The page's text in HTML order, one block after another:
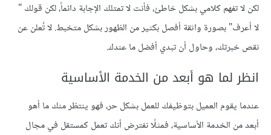
لكن لا تفهم كلامي بشكل خاطئ، فأنت لا تمتلك الإجابة دائماً، لكن قولك "
لا أعرف" بصورة واثقة أفصل بكثير من الظهور بشكل متخبط. لا تُعلن عن
نقص خبرتك، وحاول أن تبدي أفضل ما عندك.
انظر لما هو أبعد من الخدمة الأساسية
عندما يقوم العميل بتوظيفك للعمل بشكل حر، فهو ينتظر منك ما أهو
أبعد من الخدمة الأساسية، فمثلًا نفترض أنك تعمل كمستقل في مجال